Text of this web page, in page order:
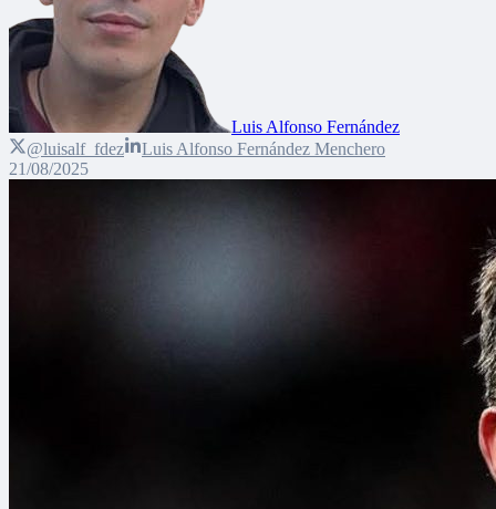
Luis Alfonso Fernández
@luisalf_fdez
Luis Alfonso Fernández Menchero
21/08/2025